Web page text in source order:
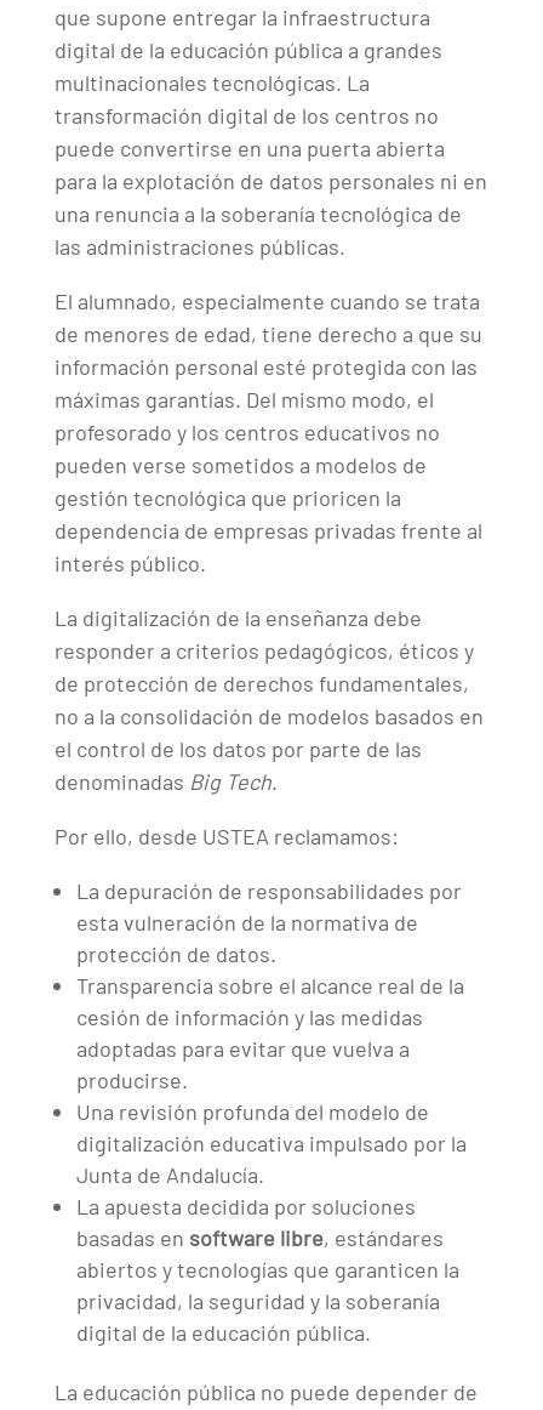
que supone entregar la infraestructura
digital de la educación pública a grandes
multinacionales tecnológicas. La
transformación digital de los centros no
puede convertirse en una puerta abierta
para la explotación de datos personales ni en
una renuncia a la soberanía tecnológica de
las administraciones públicas.
El alumnado, especialmente cuando se trata
de menores de edad, tiene derecho a que su
información personal esté protegida con las
máximas garantías. Del mismo modo, el
profesorado y los centros educativos no
pueden verse sometidos a modelos de
gestión tecnológica que prioricen la
dependencia de empresas privadas frente al
interés público.
La digitalización de la enseñanza debe
responder a criterios pedagógicos, éticos y
de protección de derechos fundamentales,
no a la consolidación de modelos basados en
el control de los datos por parte de las
denominadas Big Tech.
Por ello, desde USTEA reclamamos:
La depuración de responsabilidades por
esta vulneración de la normativa de
protección de datos.
Transparencia sobre el alcance real de la
cesión de información y las medidas
adoptadas para evitar que vuelva a
producirse.
Una revisión profunda del modelo de
digitalización educativa impulsado por la
Junta de Andalucía.
La apuesta decidida por soluciones
basadas en software libre, estándares
abiertos y tecnologías que garanticen la
privacidad, la seguridad y la soberanía
digital de la educación pública.
La educación pública no puede depender de